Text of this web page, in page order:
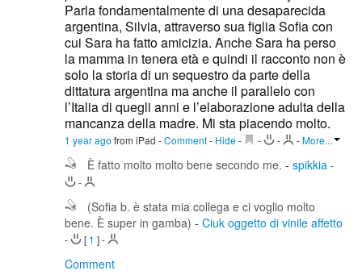
Parla fondamentalmente di una desaparecida
argentina, Silvia, attraverso sua figlia Sofia con
cui Sara ha fatto amicizia. Anche Sara ha perso
la mamma in tenera età e quindi il racconto non è
solo la storia di un sequestro da parte della
dittatura argentina ma anche il parallelo con
l’Italia di quegli anni e l’elaborazione adulta della
mancanza della madre. Mi sta piacendo molto.
1 year ago from iPad -Comment- Hide - - - -More...
È fatto molto molto bene secondo me. - spikkia -
-
(Sofia b. è stata mia collega e ci voglio molto
bene. È super in gamba) - Ciuk oggetto di vinile affetto
- [ 1 ]-
Comment